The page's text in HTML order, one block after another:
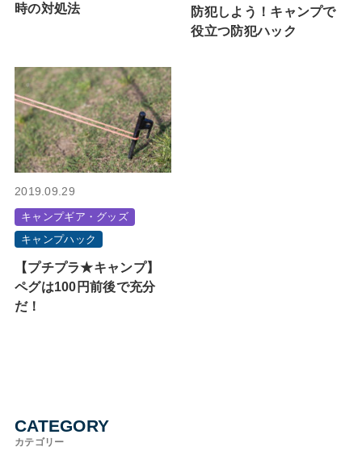
時の対処法
防犯しよう！キャンプで
役立つ防犯ハック
2019.09.29
キャンプギア・グッズ
キャンプハック
【プチプラ★キャンプ】
ペグは100円前後で充分
だ！
CATEGORY
カテゴリー